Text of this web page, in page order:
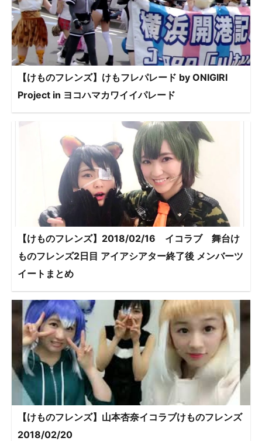
【けものフレンズ】けもフレパレード by ONIGIRI
Project in ヨコハマカワイイパレード
【けものフレンズ】2018/02/16 イコラブ 舞台け
ものフレンズ2日目 アイアシアター終了後 メンバーツ
イートまとめ
【けものフレンズ】山本杏奈イコラブけものフレンズ
2018/02/20